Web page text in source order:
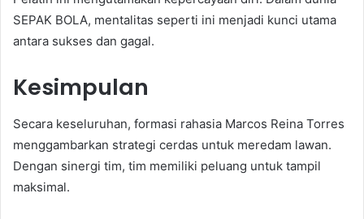
SEPAK BOLA, mentalitas seperti ini menjadi kunci utama
antara sukses dan gagal.
Kesimpulan
Secara keseluruhan, formasi rahasia Marcos Reina Torres
menggambarkan strategi cerdas untuk meredam lawan.
Dengan sinergi tim, tim memiliki peluang untuk tampil
maksimal.